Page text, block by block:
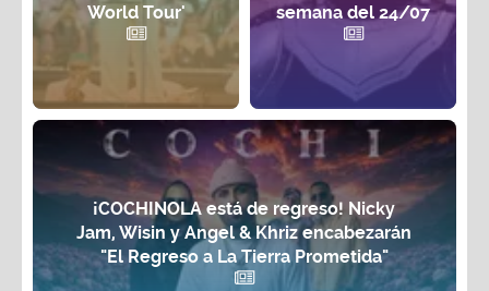
World Tour'
semana del 24/07
¡COCHINOLA está de regreso! Nicky
Jam, Wisin y Angel & Khriz encabezarán
"El Regreso a La Tierra Prometida"